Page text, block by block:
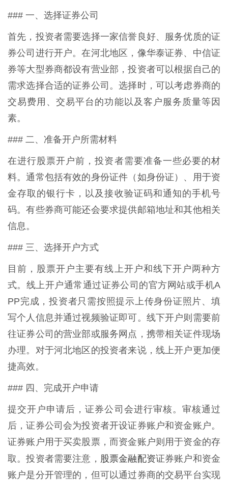
### 一、选择证券公司
首先，投资者需要选择一家信誉良好、服务优质的证
券公司进行开户。在河北地区，像华泰证券、中信证
券等大型券商都设有营业部，投资者可以根据自己的
需求选择合适的证券公司。选择时，可以考虑券商的
交易费用、交易平台的功能以及客户服务质量等因
素。
### 二、准备开户所需材料
在进行股票开户前，投资者需要准备一些必要的材
料。通常包括有效的身份证件（如身份证）、用于资
金存取的银行卡，以及接收验证码和通知的手机号
码。有些券商可能还会要求提供邮箱地址和其他相关
信息。
### 三、选择开户方式
目前，股票开户主要有线上开户和线下开户两种方
式。线上开户通常通过证券公司的官方网站或手机A
PP完成，投资者只需按照提示上传身份证照片、填
写个人信息并通过视频验证即可。线下开户则需要前
往证券公司的营业部或服务网点，携带相关证件现场
办理。对于河北地区的投资者来说，线上开户更加便
捷高效。
### 四、完成开户申请
提交开户申请后，证券公司会进行审核。审核通过
后，证券公司会为投资者开设证券账户和资金账户。
证券账户用于买卖股票，而资金账户则用于资金的存
取。投资者需要注意， 股票金融配资证券账户和资金
账户是分开管理的，但可以通过券商的交易平台实现